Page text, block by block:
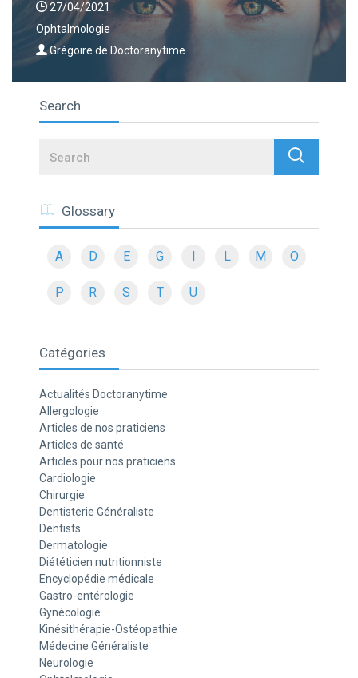
27/04/2021
Ophtalmologie
Grégoire de Doctoranytime
Search
Search
Glossary
A D E G L M O
P R S T U
Catégories
Actualités Doctoranytime
Allergologie
Articles de nos praticiens
Articles de santé
Articles pour nos praticiens
Cardiologie
Chirurgie
Dentisterie Généraliste
Dentists
Dermatologie
Diététicien nutritionniste
Encyclopédie médicale
Gastro-entérologie
Gynécologie
Kinésithérapie-Ostéopathie
Médecine Généraliste
Neurologie